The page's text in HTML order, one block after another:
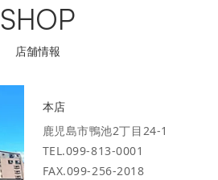
SHOP
店舗情報
本店
鹿児島市鴨池2丁目24-1
TEL.099-813-0001
FAX.099-256-2018